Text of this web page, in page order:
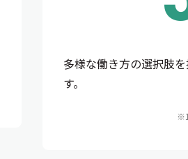
多様な働き方の選択肢
す。